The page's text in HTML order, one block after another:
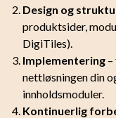
Design og
produktsider,
DigiTiles).
Implementering
nettløsningen din
innholdsmoduler.
Kontinuerlig